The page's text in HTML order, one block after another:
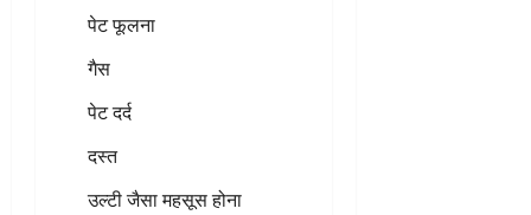
पेट फूलना
गैस
पेट दर्द
दस्त
उल्टी जैसा महसूस होना